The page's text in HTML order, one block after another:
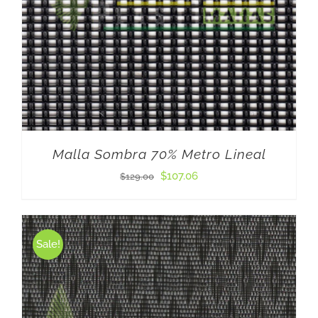
Malla Sombra 70% Metro Lineal
$129.00
El
original
era:
$129.00.
$107.06El
actual
es:
$107.06.
Sale!